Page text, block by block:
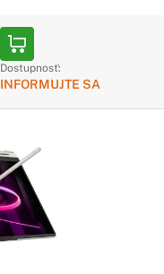
Dostupnosť:
INFORMUJTE SA